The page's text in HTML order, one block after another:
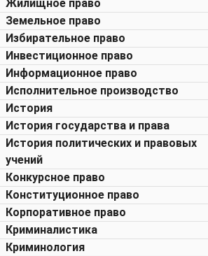
Жилищное право
Земельное право
Избирательное право
Инвестиционное право
Информационное право
Исполнительное производство
История
История государства и права
История политических и правовых
учений
Конкурсное право
Конституционное право
Корпоративное право
Криминалистика
Криминология